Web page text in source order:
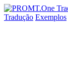
Tradução Exemplos